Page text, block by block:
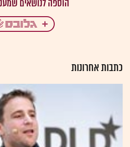
כתבות אחרונות